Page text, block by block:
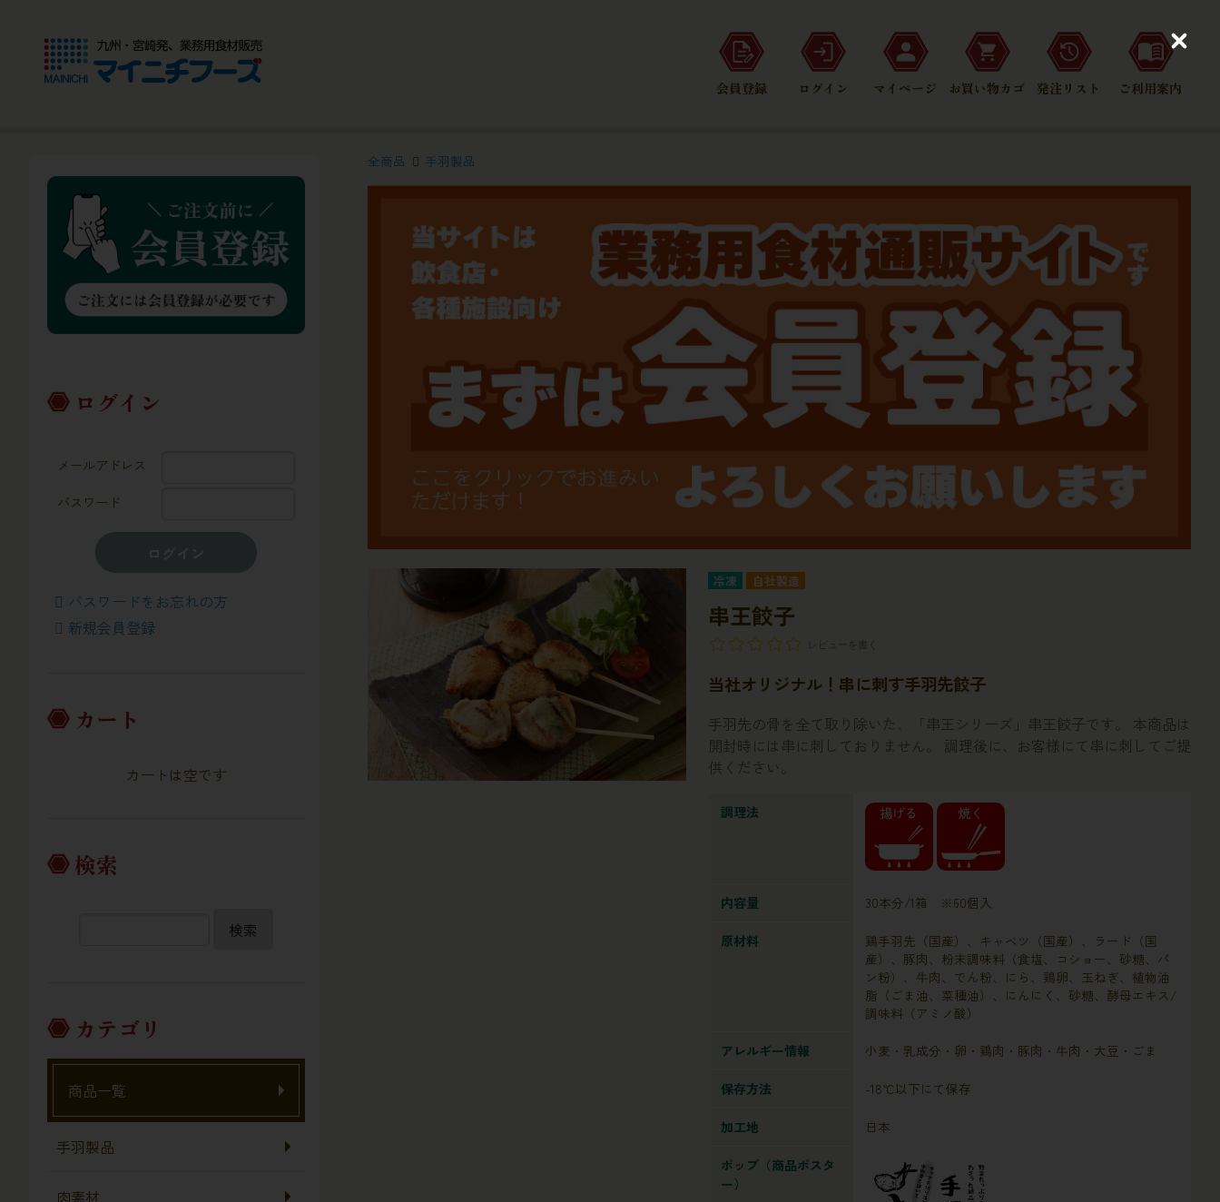
会員登録 ログイン マイページ お買い物カゴ 発注リスト ご利用案内
全商品 手羽製品
冷凍 自社製造
串王餃子
レビューを書く
当社オリジナル！串に刺す手羽先餃子
手羽先の骨を全て取り除いた、「串王シリーズ」串王餃子です。 本商品は
開封時には串に刺しておりません。 調理後に、お客様にて串に刺してご提
供ください。
調理法
内容量 30本分/1箱 ※60個入
原材料
鶏手羽先（国産）、キャベツ（国産）、ラード（国
産）、豚肉、粉末調味料（食塩、コショー、砂糖、パ
ン粉）、牛肉、でん粉、にら、鶏卵、玉ねぎ、植物油
脂（ごま油、菜種油）、にんにく、砂糖、酵母エキス/
調味料（アミノ酸）
アレルギー情報 小麦・乳成分・卵・鶏肉・豚肉・牛肉・大豆・ごま
保存方法 -18℃以下にて保存
加工地 日本
ポップ（商品ポスタ
ー）
ログイン
メールアドレス
パスワード
パスワードをお忘れの方
新規会員登録
カート
カートは空です
検索
検索
カテゴリ
商品一覧
手羽製品
肉素材
C
o
s